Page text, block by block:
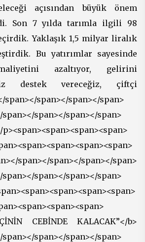
açısından büyük önem
Son 7 yılda tarımla ilgili 98
Yaklaşık 1,5 milyar liralık
Bu yatırımlar sayesinde
azaltıyor, gelirini
destek vereceğiz, çiftçi
span></span></span></span>
span></span></span>
span></span></span></span>
span></span></span>
CEBİNDE KALACAK”</b>
span></span></span>